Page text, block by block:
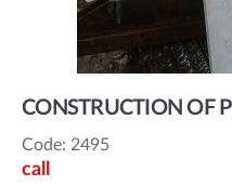
CONSTRUCTION OF
Code: 2495
call